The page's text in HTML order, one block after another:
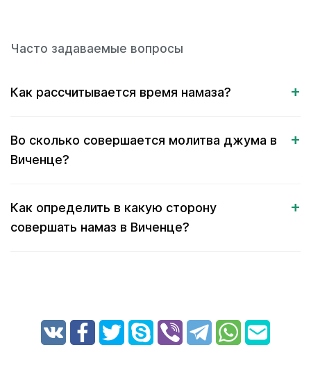
Часто задаваемые вопросы
Как рассчитывается время намаза?
Во сколько совершается молитва джума в
Виченце?
Как определить в какую сторону
совершать намаз в Виченце?